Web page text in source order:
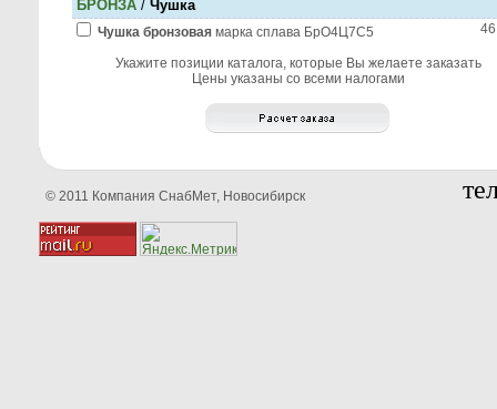
БРОНЗА / Чушка
Чушка бронзовая марка сплава БрО4Ц7С5
Укажите позиции каталога, которые Вы желаете заказать
Цены указаны со всеми налогами
© 2011 Компания СнабМет, Новосибирск